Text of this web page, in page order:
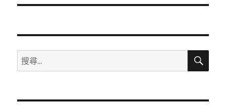
文
搜
尋
鍵
搜